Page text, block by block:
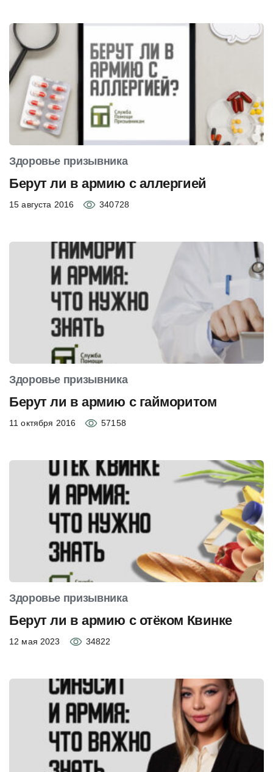
Здоровье призывника
Берут ли в армию с аллергией
15 августа 2016 340728
Здоровье призывника
Берут ли в армию с гайморитом
11 октября 2016 57158
Здоровье призывника
Берут ли в армию с отёком Квинке
12 мая 2023 34822